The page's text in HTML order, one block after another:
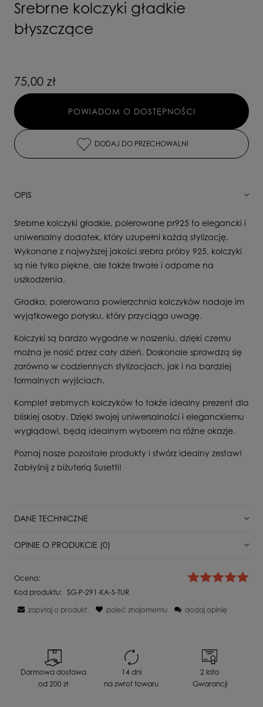
Srebrne kolczyki gładkie
błyszczące
75,00 zł
POWIADOM O DOSTĘPNOŚCI
DODAJ DO PRZECHOWALNI
OPIS
Srebrne kolczyki gładkie, polerowane pr925 to elegancki i
uniwersalny dodatek, który uzupełni każdą stylizację.
Wykonane z najwyższej jakości srebra próby 925, kolczyki
są nie tylko piękne, ale także trwałe i odporne na
uszkodzenia.
Gładka, polerowana powierzchnia kolczyków nadaje im
wyjątkowego połysku, który przyciąga uwagę.
Kolczyki są bardzo wygodne w noszeniu, dzięki czemu
można je nosić przez cały dzień. Doskonale sprawdzą się
zarówno w codziennych stylizacjach, jak i na bardziej
formalnych wyjściach.
Komplet srebrnych kolczyków to także idealny prezent dla
bliskiej osoby. Dzięki swojej uniwersalności i eleganckiemu
wyglądowi, będą idealnym wyborem na różne okazje.
Poznaj nasze pozostałe produkty i stwórz idealny zestaw!
Zabłyśnij z biżuterią Susetti!
DANE TECHNICZNE
Dla kogo
Surowiec
Kamień Bez kamienia
Szerokość produktu
Długość całkowita 1,5 cm
OPINIE O PRODUKCIE (0)
weryfikujemy, czy pochodzą one od klientów, którzy kupili dany
produkt.
Twoja opinia:
Ocena:
Kod produktu: SG-P-291-KA-S-TUR
zapytaj o produkt
poleć znajomemu dodaj opinię
Darmowa dostawa
od 200 zł
14 dni
na zwrot towaru
2 lata
Gwarancji